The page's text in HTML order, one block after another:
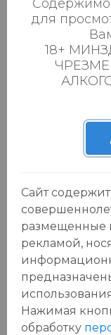
Батыршина 20Б
Магистральная
Отзывы:
для
18+
Сайт
размещенные
рекламой,
Нажимая
обработку